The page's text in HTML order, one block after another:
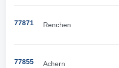
77871 Renchen
77855 Achern